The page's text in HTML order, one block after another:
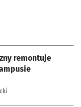
remontuje